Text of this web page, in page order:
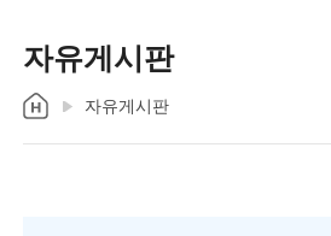
자유게시판
자유게시판